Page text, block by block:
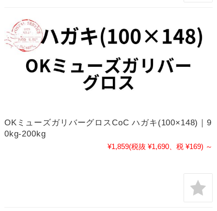
OKミューズガリバーグロスCoC ハガキ(100×148)｜9
0kg-200kg
¥1,859(税抜 ¥1,690、税 ¥169) ～